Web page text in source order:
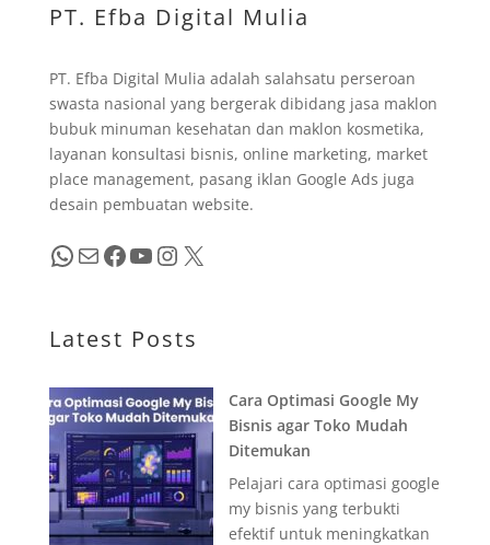
PT. Efba Digital Mulia
PT. Efba Digital Mulia adalah salahsatu perseroan
swasta nasional yang bergerak dibidang jasa maklon
bubuk minuman kesehatan dan maklon kosmetika,
layanan konsultasi bisnis, online marketing, market
place management, pasang iklan Google Ads juga
desain pembuatan website.
WhatsApp Mail Facebook YouTube InstagramX
Latest Posts
Cara Optimasi Google My
Bisnis agar Toko Mudah
Ditemukan
Pelajari cara optimasi google
my bisnis yang terbukti
efektif untuk meningkatkan